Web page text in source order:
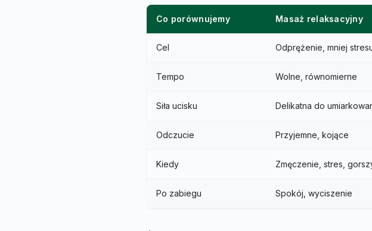
Co porównujemy Masaż relaksacyjny
Cel Odprężenie, mniej
Tempo Wolne, równomierne
Siła ucisku Delikatna do
Odczucie Przyjemne, kojące
Kiedy Zmęczenie, stres,
Po zabiegu Spokój, wyciszenie